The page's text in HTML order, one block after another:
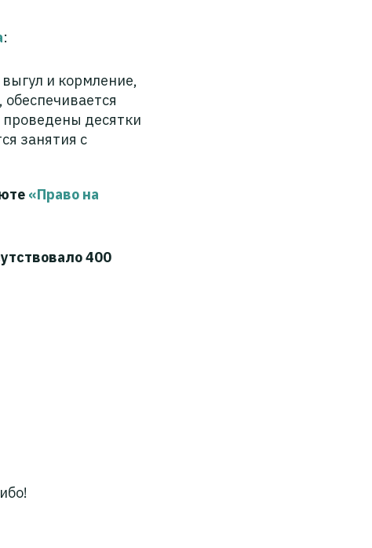
:
и кормление,
десятки
занятия с
«Право на
400